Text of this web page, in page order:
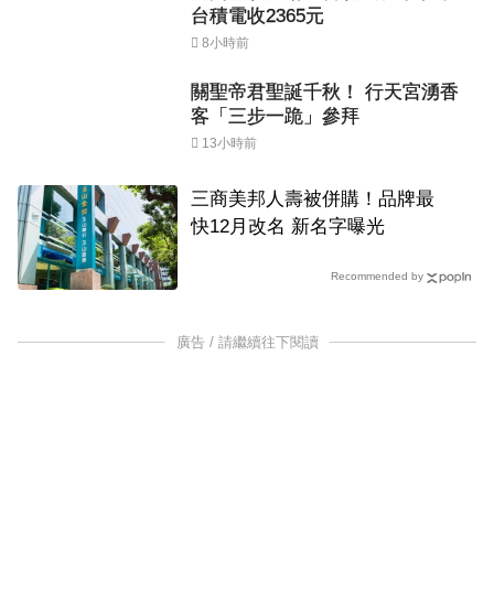
台積電收2365元
8小時前
關聖帝君聖誕千秋！ 行天宮湧香
客「三步一跪」參拜
13小時前
三商美邦人壽被併購！品牌最
快12月改名 新名字曝光
Recommended by
廣告 / 請繼續往下閱讀